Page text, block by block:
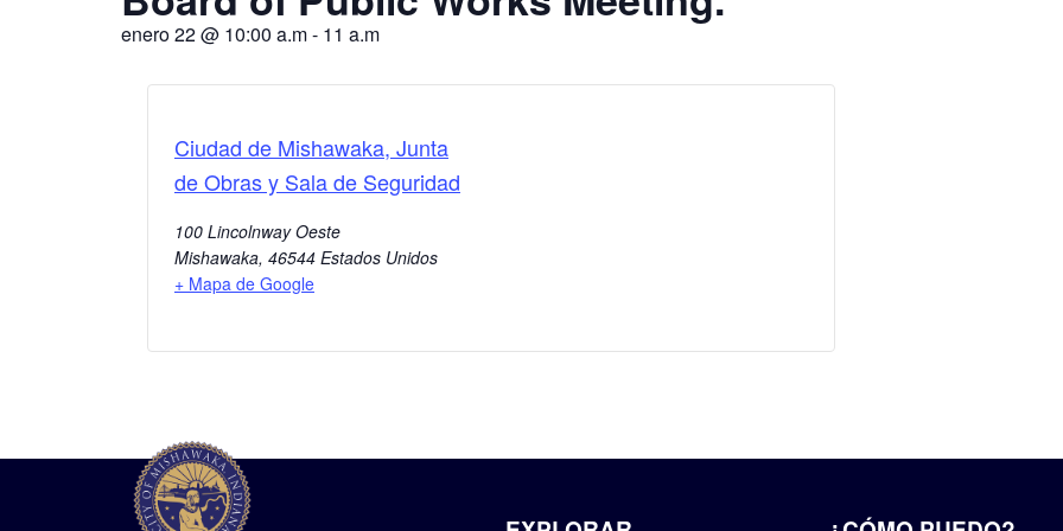
enero 22@ 10:00 a.m- 11 a.m
Ciudad de Mishawaka, Junta
de Obras y Sala de Seguridad
100 Lincolnway Oeste
Mishawaka, 46544 Estados Unidos
+ Mapa de Google